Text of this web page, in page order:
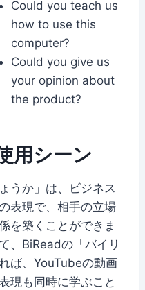
Could you teach us
how to use this
computer?
Could you give us
your opinion about
the product?
用シーン
うか」は、ビジネス
表現で、相手の立場
を築くことができま
、BiReadの「バイリ
ば、YouTubeの動画
現も同時に学ぶこと